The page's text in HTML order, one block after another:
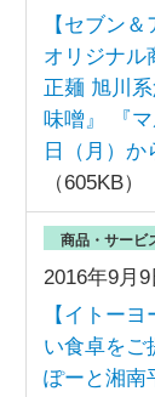
【セブン
オリジナル
正麺 旭川
味噌』 『
日（月）
（605KB）
2016年9月9
商品・サービ
【イトー
い食卓をご
ぽーと湘南